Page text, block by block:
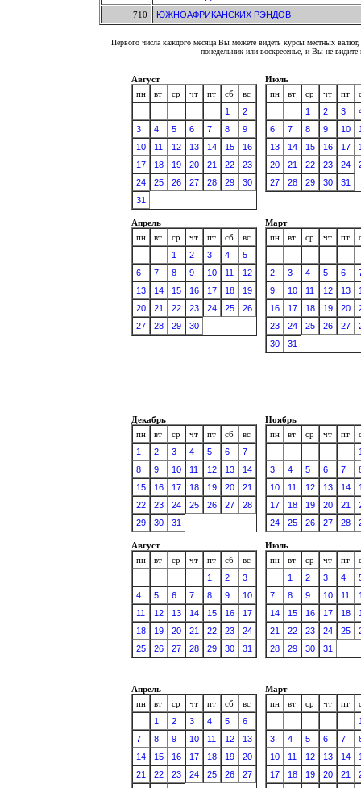
710
ЮЖНОАФРИКАНСКИХ РЭНДОВ
Первого числа каждого месяца Вы можете видеть курсы местных
понедельник или воскресенье, и Вы не
Август
пн
вт ср чт пт сб
вс
1
2
3
4 5 6 7 8
9
10
11 12 13 14 15
16
17
18 19 20 21 22
23
24
25 26 27 28 29
30
31
Июль
пн
вт ср чт пт
1
2 3
6
7 8 9 10
13
14 15 16 17
20
21 22 23 24
27
28 29 30 31
Апрель
пн
вт ср чт пт сб
вс
1
2 3 4
5
6
7 8 9 10 11
12
13
14 15 16 17 18
19
20
21 22 23 24 25
26
27
28 29 30
Март
пн
вт ср чт пт
2 3 4 5 6
9
10 11 12 13
16
17 18 19 20
23
24 25 26 27
30
31
Декабрь
пн
вт ср чт пт сб
вс
1
2 3 4 5 6
7
8
9 10 11 12 13
14
15
16 17 18 19 20
21
22
23 24 25 26 27
28
29
30 31
Ноябрь
пн
вт ср чт пт
3
4 5 6 7
10
11 12 13 14
17
18 19 20 21
24
25 26 27 28
Август
пн
вт ср чт пт сб
вс
1
2
3
4
5 6 7 8 9
10
11
12 13 14 15 16
17
18
19 20 21 22 23
24
25
26 27 28 29 30 31
Июль
пн
вт ср чт пт
1
2 3 4
7
8 9 10 11
14
15 16 17 18
21
22 23 24 25
28
29 30 31
Апрель
пн
вт ср чт пт сб
вс
1
2 3 4 5
6
7
8 9 10 11 12
13
14
15 16 17 18 19
20
21
22 23 24 25 26
27
Март
пн
вт ср чт пт
3
4 5 6 7
10
11 12 13 14
17
18 19 20 21